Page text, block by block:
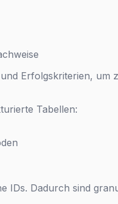
Erfolgskriterien,
Tabellen:
IDs. Dadurch sind